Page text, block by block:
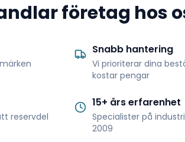
företag hos
Snabb hantering
Vi prioriterar dina
kostar pengar
reservdel
15+ års erfarenhet
Specialister på
2009